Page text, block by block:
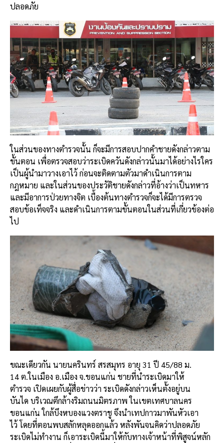
ปลอดภัย
ในส่วนของทางตำรวจนั้น ก็จะมีการสอบปากคำชายดังกล่าวตาม
ขั้นตอน เพื่อตรวจสอบว่าระเบิดควันดังกล่าวนั้นมาได้อย่างไรใคร
เป็นผู้นำมาวางเอาไว้ ก่อนจะติดตามตัวมาดำเนินการตาม
กฎหมาย และในส่วนของประวัติชายดังกล่าวที่อ้างว่าเป็นทหาร
และมีอาการป่วยทางจิต เบื้องต้นทางตำรวจก็จะได้มีการตรวจ
สอบข้อเท็จจริง และดำเนินการตามขั้นตอนในส่วนที่เกี่ยวข้องต่อ
ไป
ขณะเดียวกัน นายนครินทร์ สรสมุทร อายุ 31 ปี 45/88 ม.
14 ต.ในเมือง อ.เมือง จ.ขอนแก่น ชายที่นำระเบิดมาให้
ตำรวจ เปิดเผยกับผู้สื่อข่าวว่า ระเบิดดังกล่าวเห็นตั้งอยู่บน
บันได บริเวณตึกล้างริมถนนมิตรภาพ ในเขตเทศบาลนคร
ขอนแก่น ใกล้บึงหบองแวงตราชู จึงนำเทปกาวมาพันหัวเอา
ไว้ โดยที่ตอนพบสลักหลุดออกแล้ว หลังพันจนคิดว่าปลอดภัย
ระเบิดไม่ทำงาน ก็เอาระเบิดนี้มาให้กับทางเจ้าหน้าที่พิสูจน์หลัก